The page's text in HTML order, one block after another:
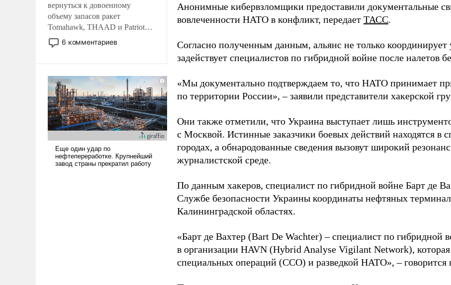
вернуться к довоенному
объему запасов ракет
Tomahawk, THAAD и Patriot
США потребуется более трех
лет. Даже небольшая война с
Сложившаяся ситуация
означает многолетний период
уязвимости США, например,
перед Китаем.
6 комментариев
Анонимные кибервзломщики предоставили документальные
вовлеченности НАТО в конфликт, передает ТАСС.
Согласно полученным данным, альянс не только
задействует специалистов по гибридной войне после налетов
«Мы документально подтверждаем то, что НАТО принимает
по территории России», – заявили представители хакерской
Они также отметили, что Украина выступает лишь
с Москвой. Истинные заказчики боевых действий находятся в
городах, а обнародованные сведения вызовут широкий
журналистской среде.
По данным хакеров, специалист по гибридной войне Барт де
Службе безопасности Украины координаты нефтяных
Калининградской областях.
«Барт де Вахтер (Bart De Wachter) – специалист по гибридной
в организации HAVN (Hybrid Analyse Vigilant Network),
специальных операций (ССО) и разведкой НАТО», – говорится